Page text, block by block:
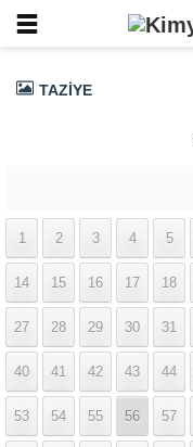
TAZIYE
1 2 3 4 5
14 15 16 17 18
27 28 29 30 31
40 41 42 43 44
53 54 55 56 57